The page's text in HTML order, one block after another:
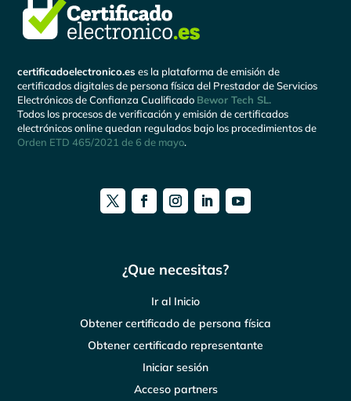
certificadoelectronico.es es la plataforma de emisión de
certificados digitales de persona física del Prestador de Servicios
Electrónicos de Confianza Cualificado Bewor Tech SL.
Todos los procesos de verificación y emisión de certificados
electrónicos online quedan regulados bajo los procedimientos de
Orden ETD 465/2021 de 6 de mayo.
¿Que necesitas?
Ir al Inicio
Obtener certificado de persona física
Obtener certificado representante
Iniciar sesión
Acceso partners